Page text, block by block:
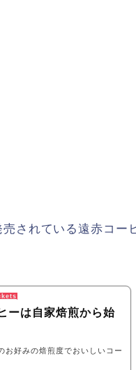
されている遠赤コー
ーは自家焙煎から始
お好みの焙煎度でおいしいコー